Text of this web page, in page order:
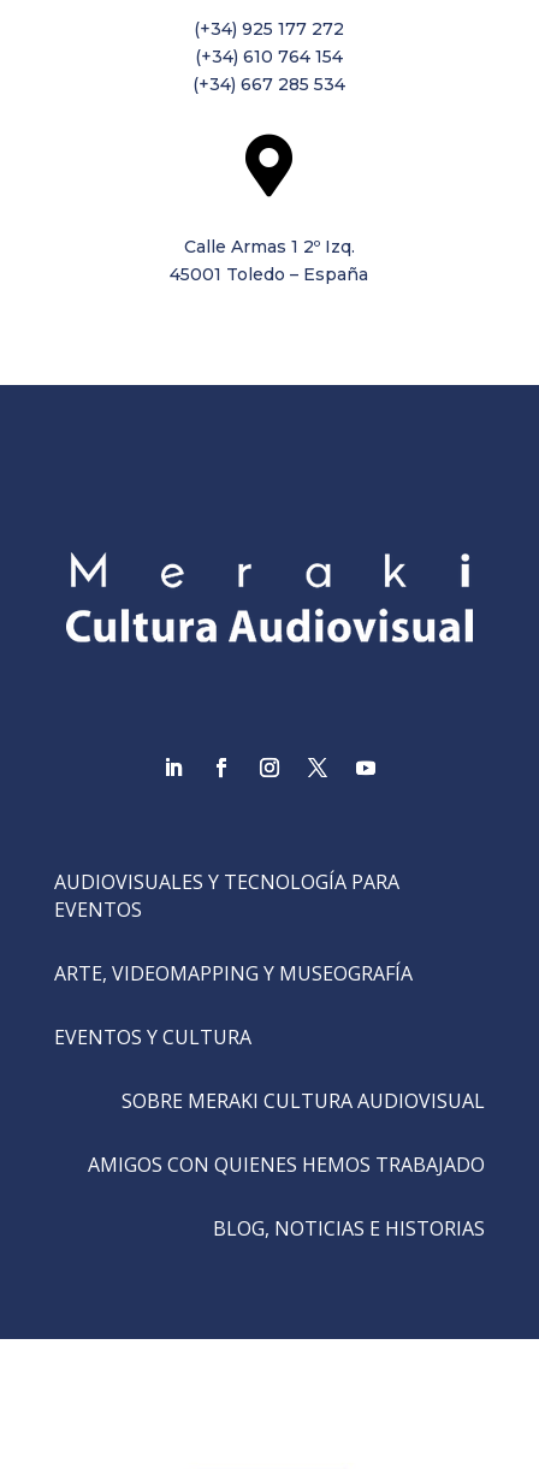
(+34) 925 177 272
(+34) 610 764 154
(+34) 667 285 534

Calle Armas 1 2º Izq.
45001 Toledo – España
AUDIOVISUALES Y TECNOLOGÍA PARA
EVENTOS
ARTE, VIDEOMAPPING Y MUSEOGRAFÍA
EVENTOS Y CULTURA
SOBRE MERAKI CULTURA AUDIOVISUAL
AMIGOS CON QUIENES HEMOS TRABAJADO
BLOG, NOTICIAS E HISTORIAS